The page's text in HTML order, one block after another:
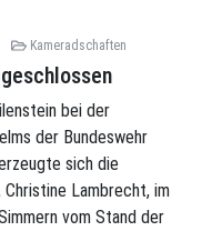
Kameradschaften
bei der
der Bundeswehr
sich die
Lambrecht, im
vom Stand der